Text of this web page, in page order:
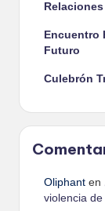
Encuentro
Futuro
Culebrón
Oliphant en
violencia